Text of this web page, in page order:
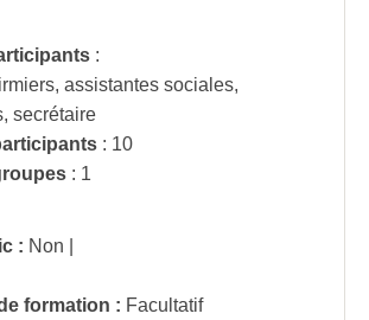
:
assistantes sociales,
secrétaire
: 10
: 1
: Non
formation : Facultatif